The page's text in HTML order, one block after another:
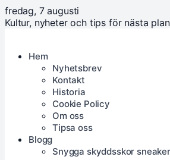
fredag, 7 augusti
Kultur, nyheter och tips för nästa
Hem
Nyhetsbrev
Kontakt
Historia
Cookie Policy
Om oss
Tipsa oss
Blogg
Snygga skyddsskor